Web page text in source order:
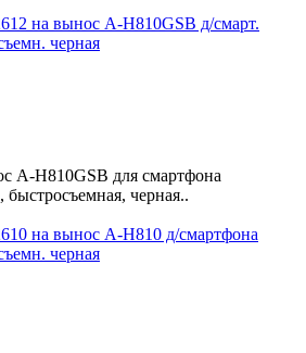
на вынос A-H810GSB д/смарт.
черная
A-H810GSB для смартфона
черная..
на вынос A-H810 д/смартфона
черная